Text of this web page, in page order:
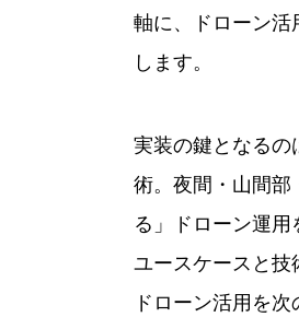
軸に、ドローン活
します。
実装の鍵となるの
術。夜間・山間部
る」ドローン運用
ユースケースと技
ドローン活用を